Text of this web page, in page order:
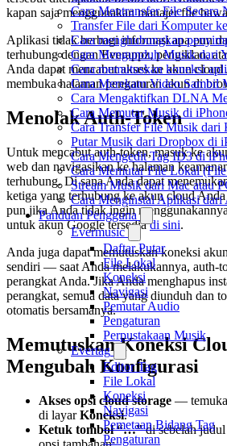
Cara Mentransfer File
Transfer File dari Komputer
Cara menghubungkan
Cara Mengunduh Musik dari
Cara memutuskan koneksi
Cara Merekam Video Sambil
Cara Mengaktifkan DLNA
Cara Memutar Musik di
Cara Transfer File Musik dari
Putar Musik dari Dropbox di
Cara Mengedit Tag ID3 di
Cara Memutar File Lokal
Stream Musik dari Mac atau
Cara Menginstal Aplikasi
Panduan Pengguna
Evermusic
Daftar Putar
File Lokal
Koneksi
Navigasi
Pemutar Audio
Pengaturan
Perpustakaan Musik
Evertag
Editor Tag
File Lokal
Koneksi
Navigasi
Pemetaan Bidang Tag
Pengaturan
kapan saja menggunakan manajer file
Aplikasi tidak berbagi informasi apa pun
terhubung dengan Everappz, pengiklan,
Anda dapat mencabut akses ke akun
membuka halaman pengaturan akun di
Menolak Auth-Token
Untuk mencabut auth-token, masuk ke
web dan navigasikan ke halaman
terhubung. Di sana Anda dapat
ketiga yang terhubung ke akun cloud
pun jika Anda tidak ingin
untuk akun Google tersediadi sini.
Anda juga dapat memutuskan koneksi
sendiri — saat Anda melakukannya, auth-
perangkat Anda. Jika Anda menghapus
perangkat, semua data yang diunduh dan
otomatis bersamanya.
Memutuskan Koneksi
Mengubah Konfigurasi
Akses opsi cloud storage —
di layarKoneksi.
Ketuk tombol “…”di sebelah judul